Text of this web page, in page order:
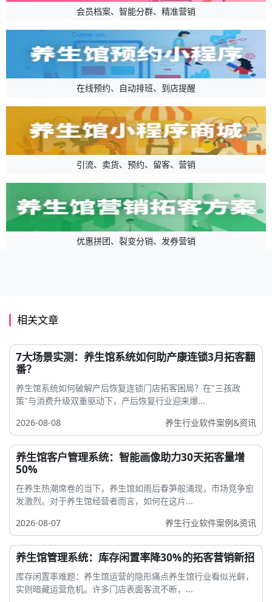
会员档案、智能分群、精准营销
在线预约、自动排班、到店提醒
引流、卖货、预约、留客、营销
优惠拼团、裂变分销、发券营销
相关文章
7大场景实测：养生馆系统如何助产康连锁3月拓客翻
番？
养生馆系统如何破解产后恢复连锁门店拓客困局？在"三孩政
策"与消费升级双重驱动下，产后恢复行业迎来爆...
2026-08-08
养生行业软件案例&资讯
养生馆客户管理系统：智能画像助力30天拓客量增
50%
在养生热潮席卷的当下，养生馆如雨后春笋般涌现，市场竞争愈
发激烈。对于养生馆经营者而言，如何在这片...
2026-08-07
养生行业软件案例&资讯
养生馆管理系统：库存闲置率降30%的拓客营销新招
库存闲置率难题：养生馆运营的隐形痛点养生馆行业看似光鲜，
实则暗藏运营危机。许多门店表面客流不断，...